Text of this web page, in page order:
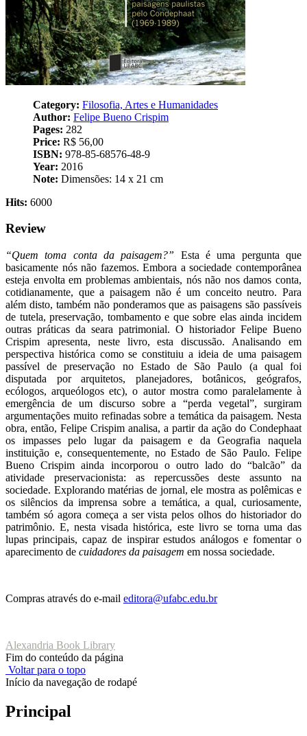
Category: Filosofia, Artes e Humanidades
Author: Felipe Bueno Crispim
Pages: 282
Price: R$ 56,00
ISBN: 978-85-68576-48-9
Year: 2016
Note: Dimensões: ‎14 x 21 cm
Hits: 6000
Review
“Quem toma conta da paisagem?” Esta é uma pergunta que
basicamente nós não fazemos. Embora a sociedade contemporânea
esteja envolta em problemas ambientais, nós não nos damos conta,
cotidianamente, que a paisagem não é um conceito neutro. Para
além disto, também não ponderamos que as paisagens são passíveis
de tutela, preservação, tombamento e que sobre elas ainda incidem
outras práticas da seara patrimonial. O historiador Felipe Bueno
Crispim apresenta, neste livro, esta discussão. Analisando em
perspectiva histórica como se constituiu a ideia de uma paisagem
passível de preservação no Estado de São Paulo (a qual foi
disputada por arquitetos, planejadores, botânicos, geógrafos,
ecólogos, arqueólogos etc), o autor mostra como paralelamente à
emergência de um discurso sobre a “perda vegetal”, surgiram
argumentações muito refinadas sobre a temática da paisagem. Nesta
obra, então, Felipe Crispim analisa, a partir da ação do Condephaat
os impasses pelo lugar da paisagem e da Geografia naquela
instituição e, consequentemente, no Estado de São Paulo. Felipe
Bueno Crispim ainda incorporou o outro lado do “balcão” da
atividade preservacionista: as repercussões deste assunto na
sociedade. Explorando matérias de jornal, ele mostra as polêmicas e
os silêncios da imprensa sobre a temática, a qual, curiosamente,
também só agora começa a ser vista pelos olhos do historiador do
patrimônio. E, nesta visada histórica, este livro se torna uma das
lupas principais, capaz de inspirar estudos análogos e fomentar o
aparecimento de cuidadores da paisagem em nossa sociedade.
Compras através do e-mail editora@ufabc.edu.br
Alexandria Book Library
Fim do conteúdo da página
Voltar para o topo
Início da navegação de rodapé
Principal